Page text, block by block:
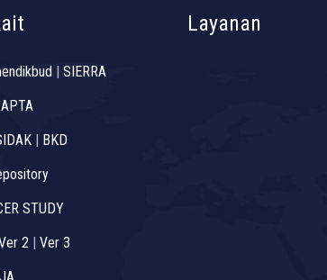
| SIERRA
| BKD
STUDY
2 | Ver 3
Layanan